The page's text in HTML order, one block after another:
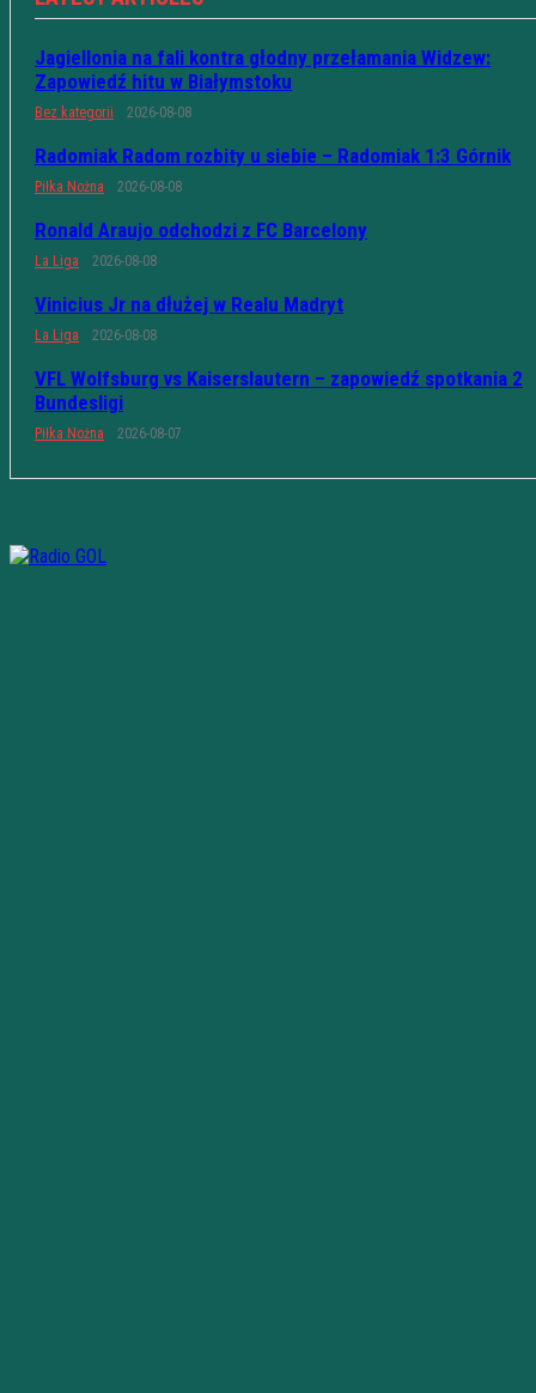
Jagiellonia na fali kontra głodny przełamania Widzew:
Zapowiedź hitu w Białymstoku
Bez kategorii 2026-08-08
Radomiak Radom rozbity u siebie – Radomiak 1:3 Górnik
Piłka Nożna 2026-08-08
Ronald Araujo odchodzi z FC Barcelony
La Liga 2026-08-08
Vinicius Jr na dłużej w Realu Madryt
La Liga 2026-08-08
VFL Wolfsburg vs Kaiserslautern – zapowiedź spotkania 2
Bundesligi
Piłka Nożna 2026-08-07